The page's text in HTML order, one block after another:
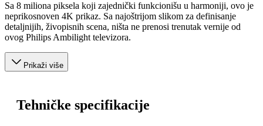
Sa 8 miliona piksela koji zajednički funkcionišu u harmoniji, ovo je
neprikosnoven 4K prikaz. Sa najoštrijom slikom za definisanje
detaljnijih, živopisnih scena, ništa ne prenosi trenutak vernije od
ovog Philips Ambilight televizora.
Prikaži više
Tehničke specifikacije